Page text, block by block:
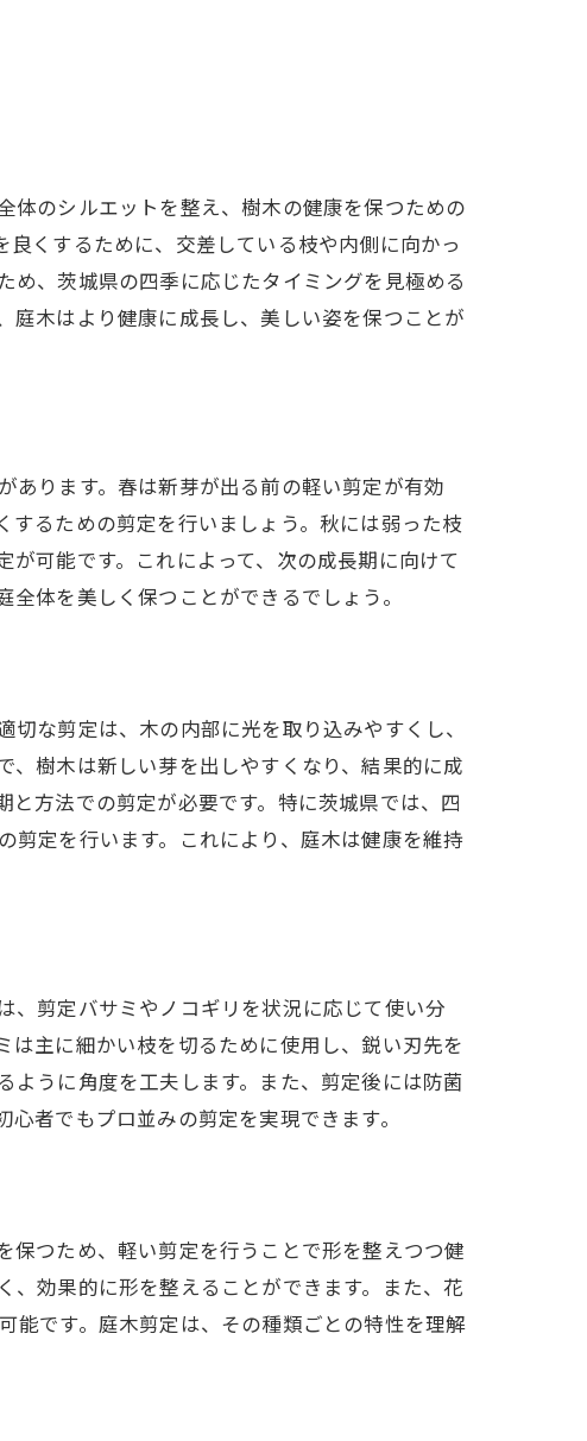
わせたケア
体のシルエットを整え、樹木の健康を保つための
くするために、交差している枝や内側に向かっ
、茨城県の四季に応じたタイミングを見極める
庭木はより健康に成長し、美しい姿を保つことが
あります。春は新芽が出る前の軽い剪定が有効
るための剪定を行いましょう。秋には弱った枝
可能です。これによって、次の成長期に向けて
体を美しく保つことができるでしょう。
な剪定は、木の内部に光を取り込みやすくし、
樹木は新しい芽を出しやすくなり、結果的に成
方法での剪定が必要です。特に茨城県では、四
剪定を行います。これにより、庭木は健康を維持
、剪定バサミやノコギリを状況に応じて使い分
主に細かい枝を切るために使用し、鋭い刃先を
うに角度を工夫します。また、剪定後には防菌
者でもプロ並みの剪定を実現できます。
つため、軽い剪定を行うことで形を整えつつ健
効果的に形を整えることができます。また、花
能です。庭木剪定は、その種類ごとの特性を理解